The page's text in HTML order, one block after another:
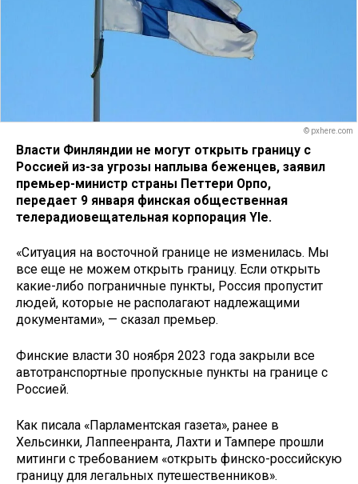
© pxhere.com
Власти Финляндии не могут открыть границу с
Россией из-за угрозы наплыва беженцев, заявил
премьер-министр страны Петтери Орпо,
передает 9 января финская общественная
телерадиовещательная корпорация Yle.
«Ситуация на восточной границе не изменилась. Мы
все еще не можем открыть границу. Если открыть
какие-либо пограничные пункты, Россия пропустит
людей, которые не располагают надлежащими
документами», — сказал премьер.
Финские власти 30 ноября 2023 года закрыли все
автотранспортные пропускные пункты на границе с
Россией.
Как писала «Парламентская газета», ранее в
Хельсинки, Лаппеенранта, Лахти и Тампере прошли
митинги с требованием «открыть финско-российскую
границу для легальных путешественников».